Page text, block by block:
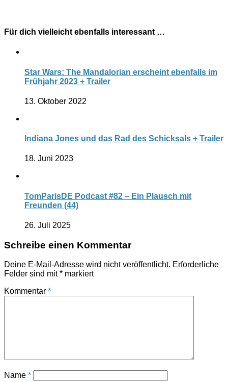
Für dich vielleicht ebenfalls interessant …
Star Wars: The Mandalorian erscheint ebenfalls im
Frühjahr 2023 + Trailer
13. Oktober 2022
Indiana Jones und das Rad des Schicksals + Trailer
18. Juni 2023
TomParisDE Podcast #82 – Ein Plausch mit
Freunden (44)
26. Juli 2025
Schreibe einen Kommentar
Deine E-Mail-Adresse wird nicht veröffentlicht. Erforderliche
Felder sind mit* markiert
Kommentar *
Name *